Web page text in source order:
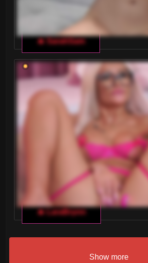
🔥 SarahSam
🔥 LaraBrynn
Show more